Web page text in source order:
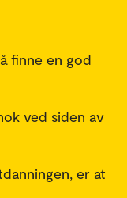
finne en god
ved siden av
er at